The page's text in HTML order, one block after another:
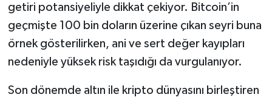
getiri potansiyeliyle dikkat çekiyor. Bitcoin’in
geçmişte 100 bin doların üzerine çıkan seyri buna
örnek gösterilirken, ani ve sert değer kayıpları
nedeniyle yüksek risk taşıdığı da vurgulanıyor.
Son dönemde altın ile kripto dünyasını birleştiren